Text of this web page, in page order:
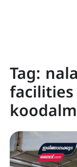
Tag:
facilities